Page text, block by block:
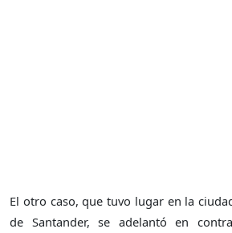
El otro caso, que tuvo lugar en la
de Santander, se adelantó en